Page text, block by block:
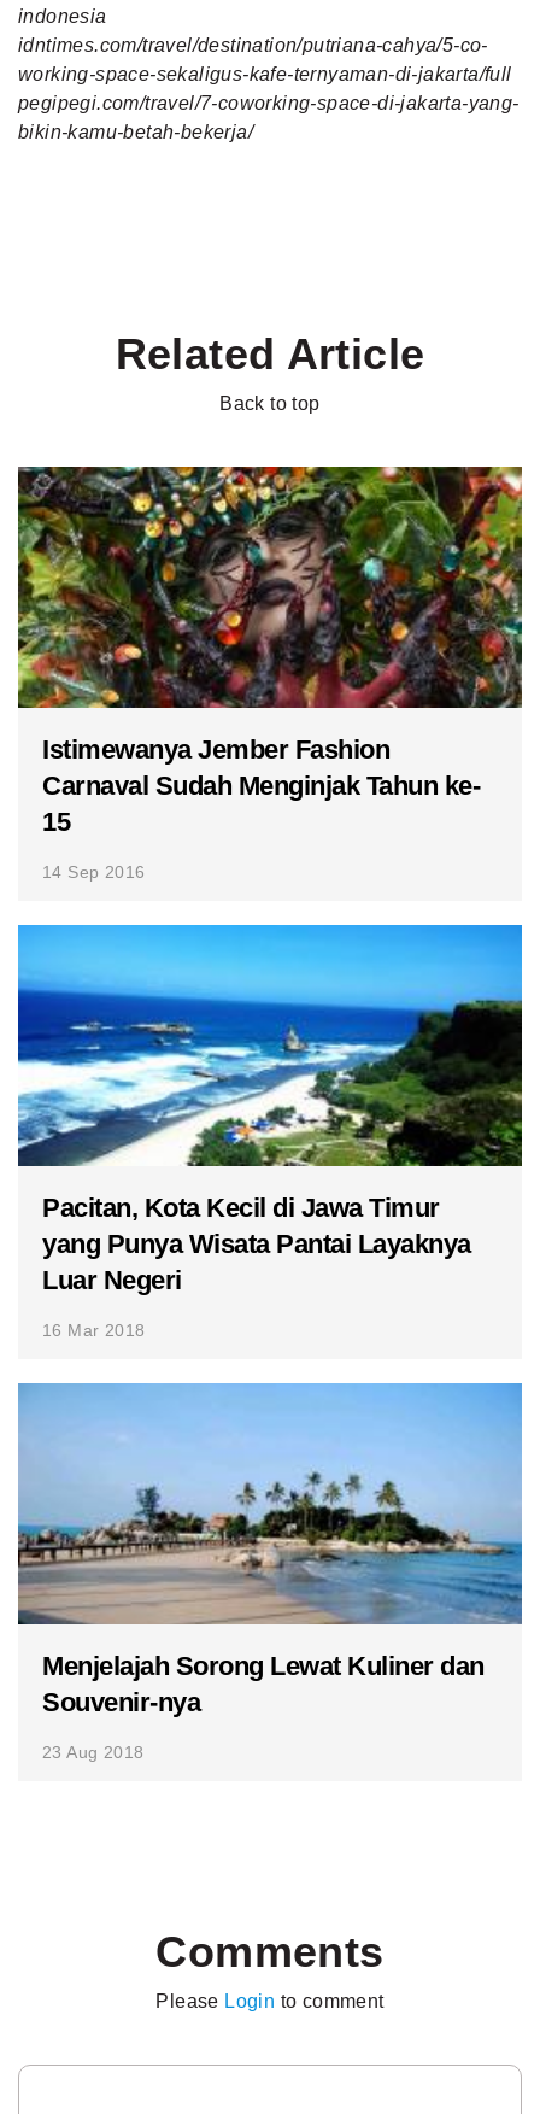
indonesia
idntimes.com/travel/destination/putriana-cahya/5-co-
working-space-sekaligus-kafe-ternyaman-di-jakarta/full
pegipegi.com/travel/7-coworking-space-di-jakarta-yang-
bikin-kamu-betah-bekerja/
Related Article
Back to top
Istimewanya Jember Fashion
Carnaval Sudah Menginjak Tahun ke-
15
14 Sep 2016
Pacitan, Kota Kecil di Jawa Timur
yang Punya Wisata Pantai Layaknya
Luar Negeri
16 Mar 2018
Menjelajah Sorong Lewat Kuliner dan
Souvenir-nya
23 Aug 2018
Comments
Please Login to comment